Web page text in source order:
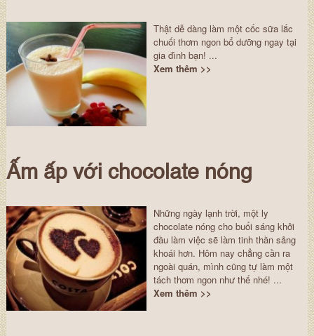
Thật dễ dàng làm một cốc sữa lắc
chuối thơm ngon bổ dưỡng ngay tại
gia đình bạn! ...
Xem thêm >>
Ấm ấp với chocolate nóng
Những ngày lạnh trời, một ly
chocolate nóng cho buổi sáng khởi
đầu làm việc sẽ làm tinh thần sảng
khoái hơn. Hôm nay chẳng cần ra
ngoài quán, mình cũng tự làm một
tách thơm ngon như thế nhé! ...
Xem thêm >>